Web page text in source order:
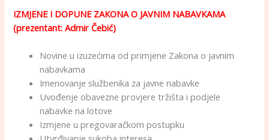
IZMJENE I DOPUNE ZAKONA O JAVNIM NABAVKAMA
(prezentant: Admir Čebić)
Novine u izuzećima od primjene Zakona o javnim
nabavkama
Imenovanje službenika za javne nabavke
Uvođenje obavezne provjere tržišta i podjele
nabavke na lotove
Izmjene u pregovaračkom postupku